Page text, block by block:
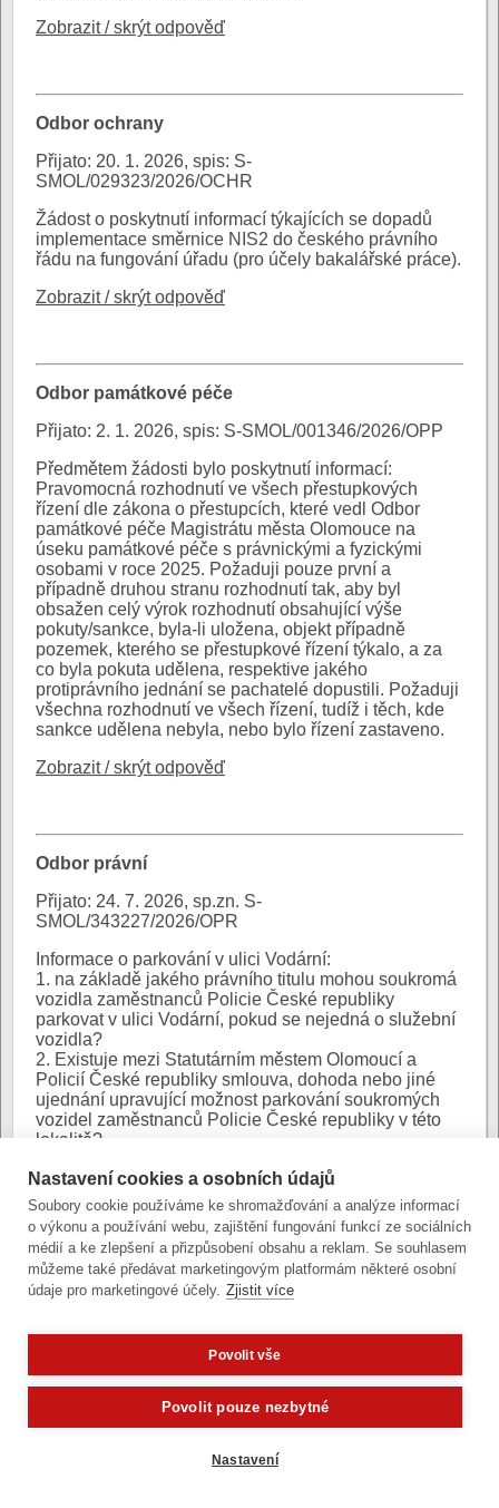
Zobrazit / skrýt odpověď
Odbor ochrany
Přijato: 20. 1. 2026, spis: S-
SMOL/029323/2026/OCHR
Žádost o poskytnutí informací týkajících se dopadů
implementace směrnice NIS2 do českého právního
řádu na fungování úřadu (pro účely bakalářské práce).
Zobrazit / skrýt odpověď
Odbor památkové péče
Přijato: 2. 1. 2026, spis: S-SMOL/001346/2026/OPP
Předmětem žádosti bylo poskytnutí informací:
Pravomocná rozhodnutí ve všech přestupkových
řízení dle zákona o přestupcích, které vedl Odbor
památkové péče Magistrátu města Olomouce na
úseku památkové péče s právnickými a fyzickými
osobami v roce 2025. Požaduji pouze první a
případně druhou stranu rozhodnutí tak, aby byl
obsažen celý výrok rozhodnutí obsahující výše
pokuty/sankce, byla-li uložena, objekt případně
pozemek, kterého se přestupkové řízení týkalo, a za
co byla pokuta udělena, respektive jakého
protiprávního jednání se pachatelé dopustili. Požaduji
všechna rozhodnutí ve všech řízení, tudíž i těch, kde
sankce udělena nebyla, nebo bylo řízení zastaveno.
Zobrazit / skrýt odpověď
Odbor právní
Přijato: 24. 7. 2026, sp.zn. S-
SMOL/343227/2026/OPR
Informace o parkování v ulici Vodární:
1. na základě jakého právního titulu mohou soukromá
vozidla zaměstnanců Policie České republiky
parkovat v ulici Vodární, pokud se nejedná o služební
vozidla?
2. Existuje mezi Statutárním městem Olomoucí a
Policií České republiky smlouva, dohoda nebo jiné
ujednání upravující možnost parkování soukromých
vozidel zaměstnanců Policie České republiky v této
lokalitě?
dohody nebo jiného právního aktu, případně o
sdělení, kde je tento dokument veřejně dostupný.
4. Hradí Policie České republiky, případně jiný
subjekt, městu Olomouc finanční úhradu za využívání
těchto parkovacích míst? Pokud ano, žádám o sdělení
výše této úhrady a právního důvodu, na jehož základě
je vybírána.
nebo jiným způsobem určeno pro potřeby Policie
České republiky nebo jejích zaměstnanců?
6. Jaké jsou podmínky pro využívání těchto
parkovacích míst? Jsou určena výhradně pro služební
vozidla Policie České republiky, nebo je mohou
Policie České republiky?
Nastavení cookies a osobních údajů
Soubory cookie používáme ke shromažďování a analýze informací
o výkonu a používání webu, zajištění fungování funkcí ze sociálních
médií a ke zlepšení a přizpůsobení obsahu a reklam. Se souhlasem
můžeme také předávat marketingovým platformám některé osobní
údaje pro marketingové účely. Zjistit více
Povolit vše
Povolit pouze nezbytné
Nastavení
Potřebujete poradit?Zeptejte se našeho asistenta
Oldy.